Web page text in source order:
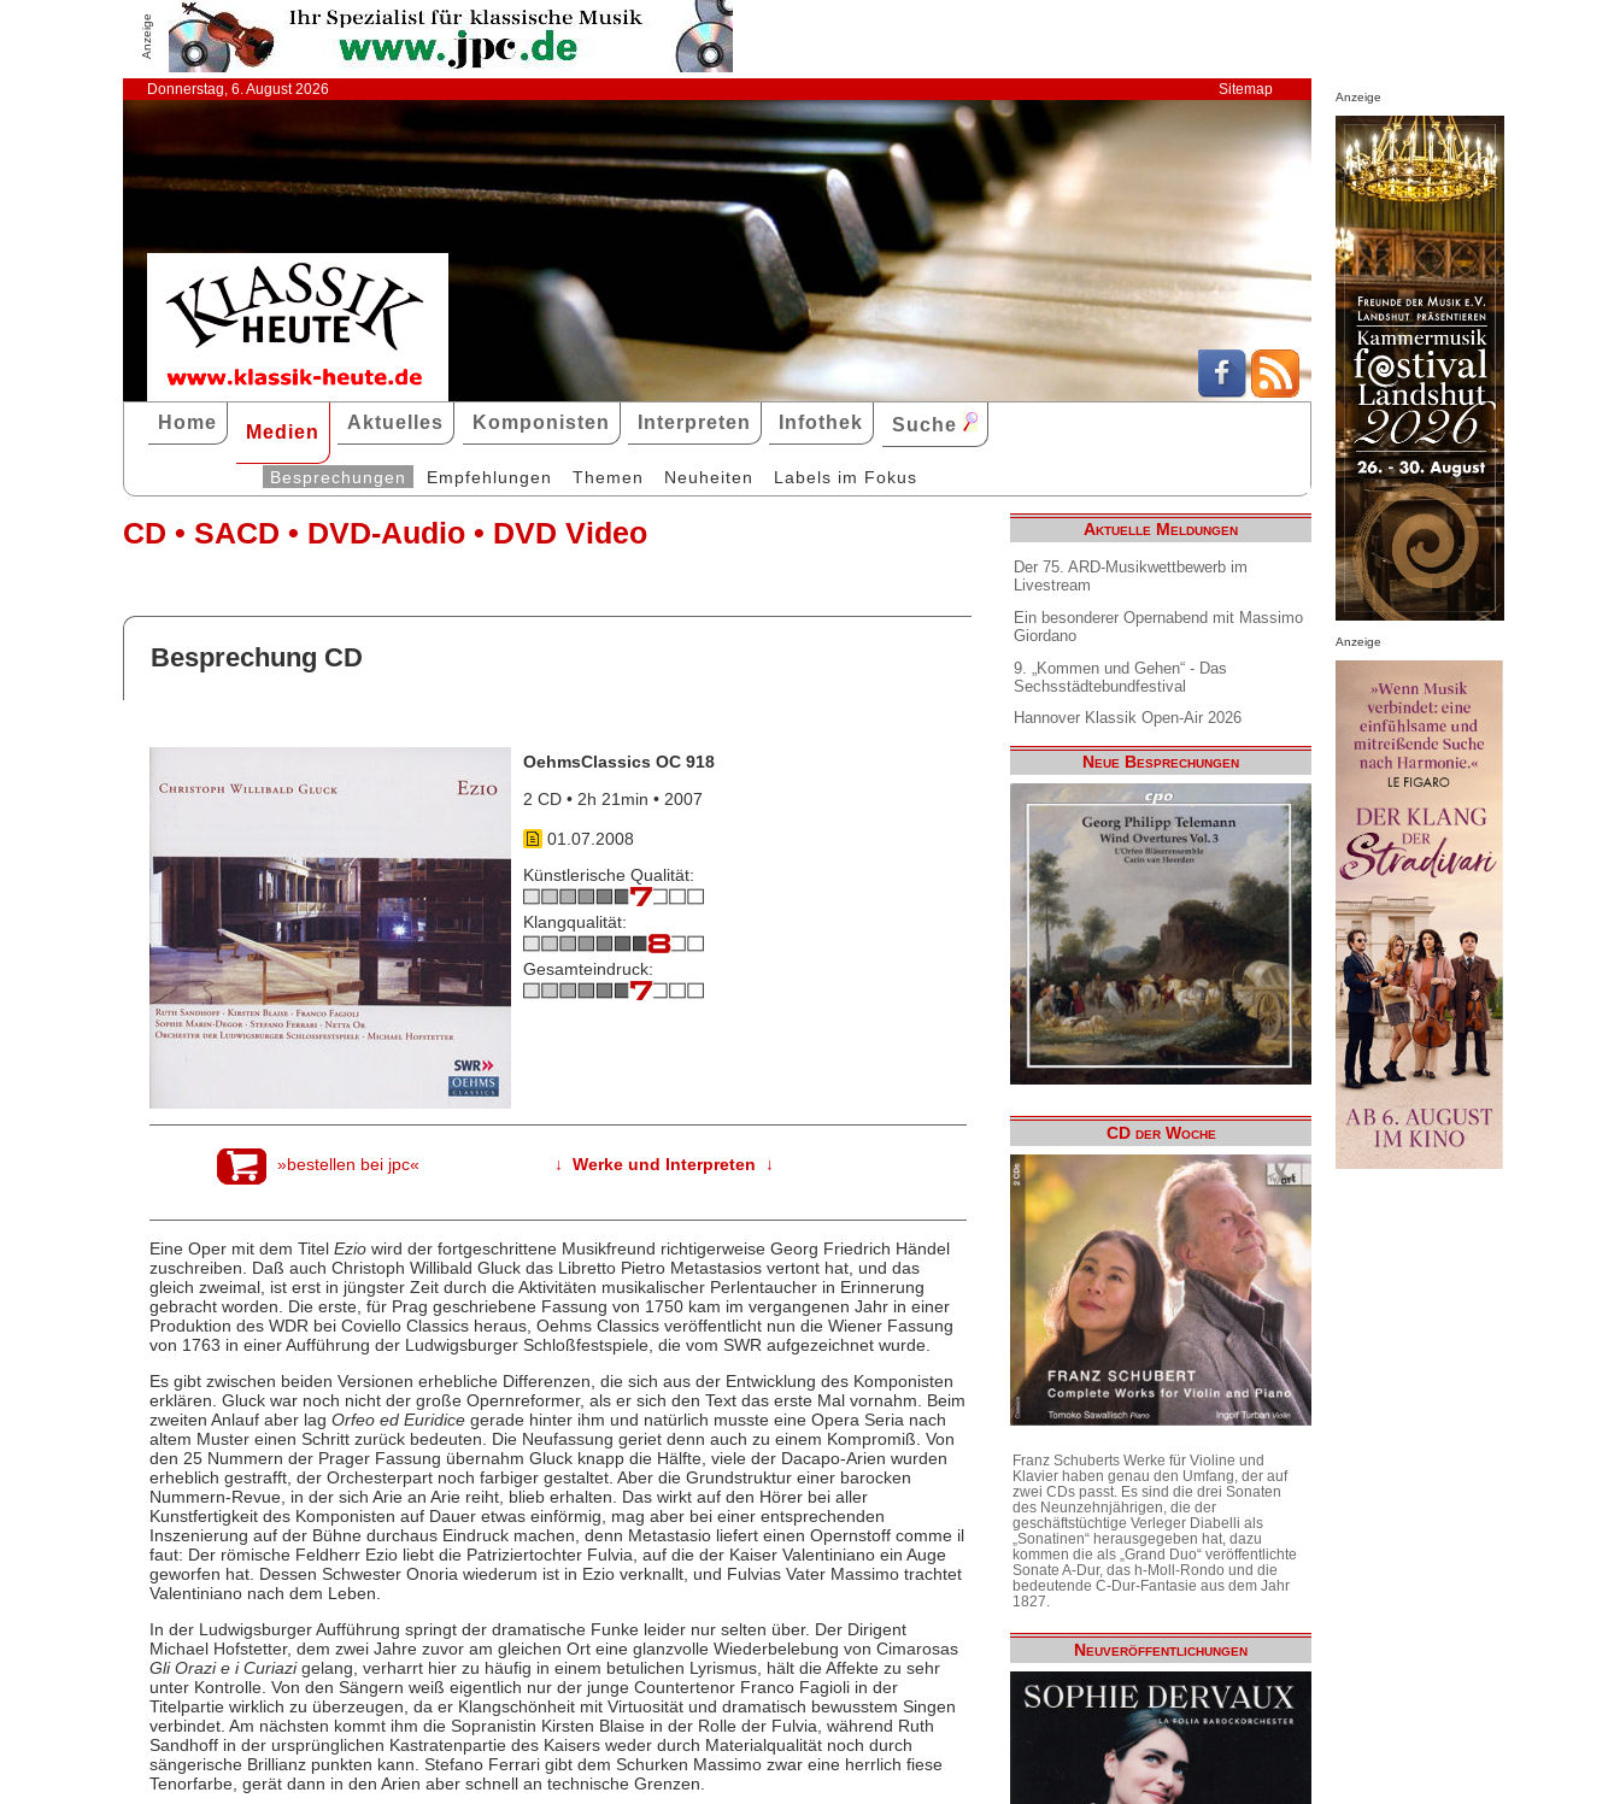
Anzeige
Donnerstag, 6. August 2026 Sitemap
Home Medien Aktuelles Komponisten Interpreten Infothek Suche
Besprechungen Empfehlungen Themen Neuheiten Labels im Fokus
CD • SACD • DVD-Audio • DVD Video
Besprechung CD
OehmsClassics OC 918
2 CD • 2h 21min • 2007
01.07.2008
Künstlerische Qualität:
Klangqualität:
Gesamteindruck:
»bestellen bei jpc« ↓ Werke und Interpreten ↓
Eine Oper mit dem Titel Eziowird der fortgeschrittene Musikfreund richtigerweise Georg Friedrich Händel
zuschreiben. Daß auch Christoph Willibald Gluck das Libretto Pietro Metastasios vertont hat, und das
gleich zweimal, ist erst in jüngster Zeit durch die Aktivitäten musikalischer Perlentaucher in Erinnerung
gebracht worden. Die erste, für Prag geschriebene Fassung von 1750 kam im vergangenen Jahr in einer
Produktion des WDR bei Coviello Classics heraus, Oehms Classics veröffentlicht nun die Wiener Fassung
von 1763 in einer Aufführung der Ludwigsburger Schloßfestspiele, die vom SWR aufgezeichnet wurde.
Es gibt zwischen beiden Versionen erhebliche Differenzen, die sich aus der Entwicklung des Komponisten
erklären. Gluck war noch nicht der große Opernreformer, als er sich den Text das erste Mal vornahm. Beim
zweiten Anlauf aber lag Orfeo ed Euridicegerade hinter ihm und natürlich musste eine Opera Seria nach
altem Muster einen Schritt zurück bedeuten. Die Neufassung geriet denn auch zu einem Kompromiß. Von
den 25 Nummern der Prager Fassung übernahm Gluck knapp die Hälfte, viele der Dacapo-Arien wurden
erheblich gestrafft, der Orchesterpart noch farbiger gestaltet. Aber die Grundstruktur einer barocken
Nummern-Revue, in der sich Arie an Arie reiht, blieb erhalten. Das wirkt auf den Hörer bei aller
Kunstfertigkeit des Komponisten auf Dauer etwas einförmig, mag aber bei einer entsprechenden
Inszenierung auf der Bühne durchaus Eindruck machen, denn Metastasio liefert einen Opernstoff comme il
faut: Der römische Feldherr Ezio liebt die Patriziertochter Fulvia, auf die der Kaiser Valentiniano ein Auge
geworfen hat. Dessen Schwester Onoria wiederum ist in Ezio verknallt, und Fulvias Vater Massimo trachtet
Valentiniano nach dem Leben.
In der Ludwigsburger Aufführung springt der dramatische Funke leider nur selten über. Der Dirigent
Michael Hofstetter, dem zwei Jahre zuvor am gleichen Ort eine glanzvolle Wiederbelebung von Cimarosas
Gli Orazi e i Curiazigelang, verharrt hier zu häufig in einem betulichen Lyrismus, hält die Affekte zu sehr
unter Kontrolle. Von den Sängern weiß eigentlich nur der junge Countertenor Franco Fagioli in der
Titelpartie wirklich zu überzeugen, da er Klangschönheit mit Virtuosität und dramatisch bewusstem Singen
verbindet. Am nächsten kommt ihm die Sopranistin Kirsten Blaise in der Rolle der Fulvia, während Ruth
Sandhoff in der ursprünglichen Kastratenpartie des Kaisers weder durch Materialqualität noch durch
sängerische Brillianz punkten kann. Stefano Ferrari gibt dem Schurken Massimo zwar eine herrlich fiese
Tenorfarbe, gerät dann in den Arien aber schnell an technische Grenzen.
Aktuelle Meldungen
Der 75. ARD-Musikwettbewerb im
Livestream
Ein besonderer Opernabend mit Massimo
Giordano
9. „Kommen und Gehen“ - Das
Sechsstädtebundfestival
Hannover Klassik Open-Air 2026
Neue Besprechungen
CD der Woche
Franz Schuberts Werke für Violine und
Klavier haben genau den Umfang, der auf
zwei CDs passt. Es sind die drei Sonaten
des Neunzehnjährigen, die der
geschäftstüchtige Verleger Diabelli als
„Sonatinen“ herausgegeben hat, dazu
kommen die als „Grand Duo“ veröffentlichte
Sonate A-Dur, das h-Moll-Rondo und die
bedeutende C-Dur-Fantasie aus dem Jahr
1827.
Neuveröffentlichungen
Anzeige
Anzeige